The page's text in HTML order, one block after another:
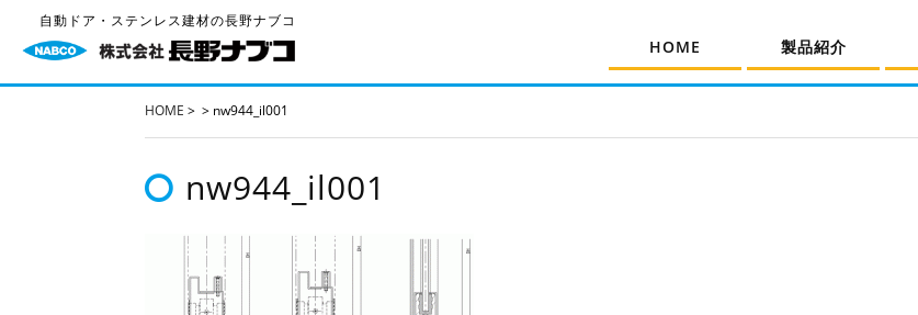
自動ドア・ステンレス建材の長野ナブコ
HOME 製品紹介
HOME > > nw944_il001
nw944_il001